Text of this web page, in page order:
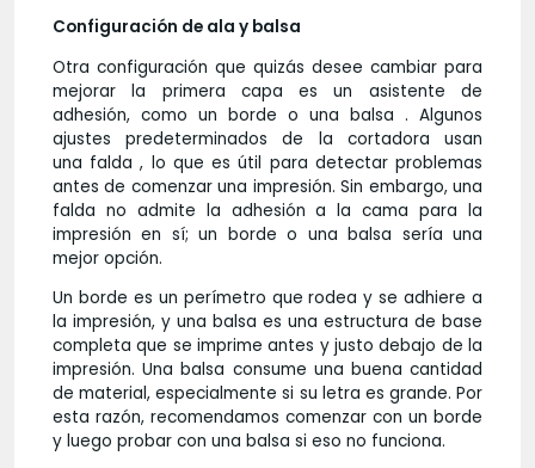
Configuración de ala y balsa
Otra configuración que quizás desee cambiar para
mejorar la primera capa es un asistente de
adhesión, como un borde o una balsa . Algunos
ajustes predeterminados de la cortadora usan
una falda , lo que es útil para detectar problemas
antes de comenzar una impresión. Sin embargo, una
falda no admite la adhesión a la cama para la
impresión en sí; un borde o una balsa sería una
mejor opción.
Un borde es un perímetro que rodea y se adhiere a
la impresión, y una balsa es una estructura de base
completa que se imprime antes y justo debajo de la
impresión. Una balsa consume una buena cantidad
de material, especialmente si su letra es grande. Por
esta razón, recomendamos comenzar con un borde
y luego probar con una balsa si eso no funciona.